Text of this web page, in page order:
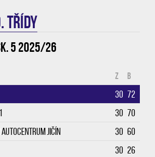
třídy
5 2025/26
Z B
30 72
30 70
Jičín 30 60
30 26